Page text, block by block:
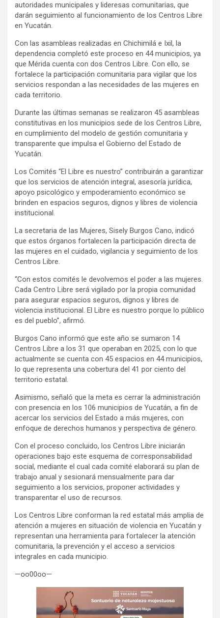
autoridades municipales y lideresas comunitarias, que
darán seguimiento al funcionamiento de los Centros Libre
en Yucatán.
Con las asambleas realizadas en Chichimilá e Ixil, la
dependencia completó este proceso en 44 municipios, ya
que Mérida cuenta con dos Centros Libre. Con ello, se
fortalece la participación comunitaria para vigilar que los
servicios respondan a las necesidades de las mujeres en
cada territorio.
Durante las últimas semanas se realizaron 45 asambleas
constitutivas en los municipios sede de los Centros Libre,
en cumplimiento del modelo de gestión comunitaria y
transparente que impulsa el Gobierno del Estado de
Yucatán.
Los Comités “El Libre es nuestro” contribuirán a garantizar
que los servicios de atención integral, asesoría jurídica,
apoyo psicológico y empoderamiento económico se
brinden en espacios seguros, dignos y libres de violencia
institucional.
La secretaria de las Mujeres, Sisely Burgos Cano, indicó
que estos órganos fortalecen la participación directa de
las mujeres en el cuidado, vigilancia y seguimiento de los
Centros Libre.
“Con estos comités le devolvemos el poder a las mujeres.
Cada Centro Libre será vigilado por la propia comunidad
para asegurar espacios seguros, dignos y libres de
violencia institucional. El Libre es nuestro porque lo público
es del pueblo”, afirmó.
Burgos Cano informó que este año se sumaron 14
Centros Libre a los 31 que operaban en 2025, con lo que
actualmente se cuenta con 45 espacios en 44 municipios,
lo que representa una cobertura del 41 por ciento del
territorio estatal.
Asimismo, señaló que la meta es cerrar la administración
con presencia en los 106 municipios de Yucatán, a fin de
acercar los servicios del Estado a más mujeres, con
enfoque de derechos humanos y perspectiva de género.
Con el proceso concluido, los Centros Libre iniciarán
operaciones bajo este esquema de corresponsabilidad
social, mediante el cual cada comité elaborará su plan de
trabajo anual y sesionará mensualmente para dar
seguimiento a los servicios, proponer actividades y
transparentar el uso de recursos.
Los Centros Libre conforman la red estatal más amplia de
atención a mujeres en situación de violencia en Yucatán y
representan una herramienta para fortalecer la atención
comunitaria, la prevención y el acceso a servicios
integrales en cada municipio.
—oo00oo—